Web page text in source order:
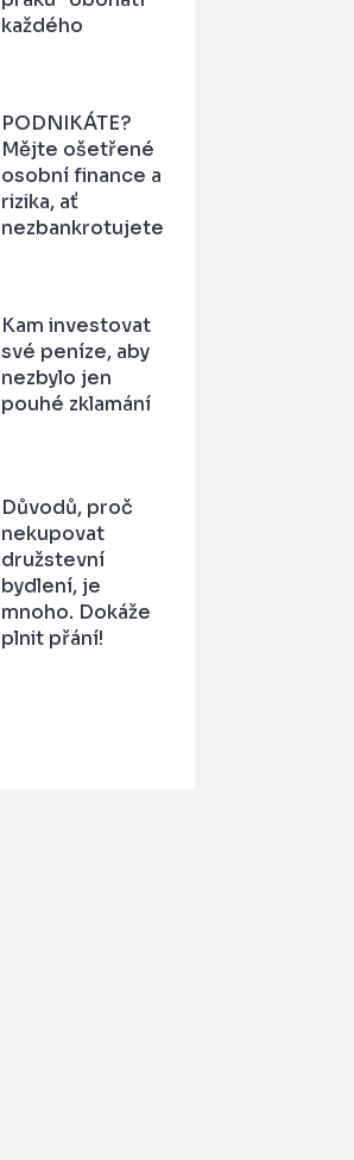
každého
PODNIKÁTE?
Mějte ošetřené
osobní finance a
rizika, ať
nezbankrotujete
Kam investovat
své peníze, aby
nezbylo jen
pouhé zklamání
Důvodů, proč
nekupovat
družstevní
bydlení, je
mnoho. Dokáže
plnit přání!